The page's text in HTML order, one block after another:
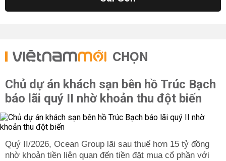
CHỌN
Chủ dự án khách sạn bên hồ Trúc Bạch
báo lãi quý II nhờ khoản thu đột biến
Quý II/2026, Ocean Group lãi sau thuế hơn 15 tỷ đồng
nhờ khoản tiền liên quan đến tiền đặt mua cổ phần với